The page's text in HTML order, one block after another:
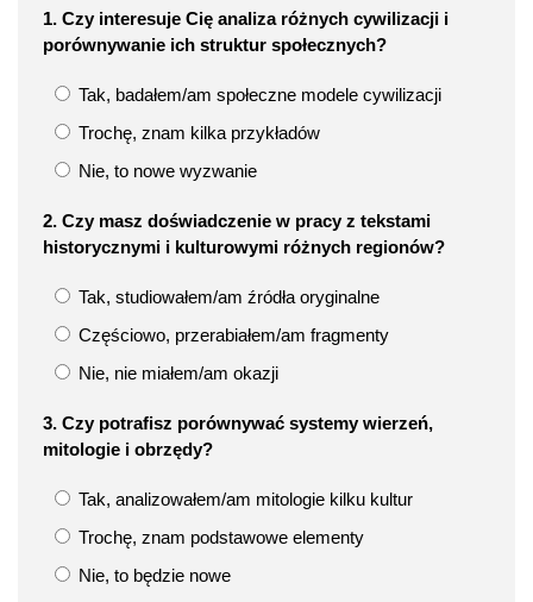
1. Czy interesuje Cię analiza różnych cywilizacji i
porównywanie ich struktur społecznych?
Tak, badałem/am społeczne modele cywilizacji
Trochę, znam kilka przykładów
Nie, to nowe wyzwanie
2. Czy masz doświadczenie w pracy z tekstami
historycznymi i kulturowymi różnych regionów?
Tak, studiowałem/am źródła oryginalne
Częściowo, przerabiałem/am fragmenty
Nie, nie miałem/am okazji
3. Czy potrafisz porównywać systemy wierzeń,
mitologie i obrzędy?
Tak, analizowałem/am mitologie kilku kultur
Trochę, znam podstawowe elementy
Nie, to będzie nowe